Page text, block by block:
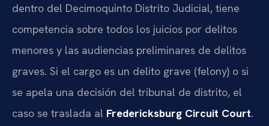
dentro del Decimoquinto Distrito Judicial, tiene
competencia sobre todos los juicios por delitos
menores y las audiencias preliminares de delitos
graves. Si el cargo es un delito grave (felony) o si
se apela una decisión del tribunal de distrito, el
caso se traslada al Fredericksburg Circuit Court.